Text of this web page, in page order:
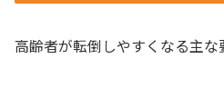
高齢者が転倒しやすくなる主な